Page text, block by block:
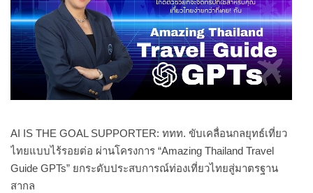
AI IS THE GOAL SUPPORTER: ททท. ขับเคลื่อนกลยุทธ์เที่ยว
ไทยแบบไร้รอยต่อ ผ่านโครงการ “Amazing Thailand Travel
Guide GPTs” ยกระดับประสบการณ์ท่องเที่ยวไทยสู่มาตรฐาน
สากล